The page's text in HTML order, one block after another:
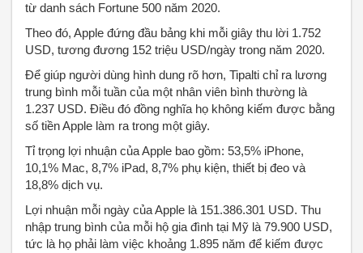
từ danh sách Fortune 500 năm 2020.
Theo đó, Apple đứng đầu bảng khi mỗi giây thu lời 1.752
USD, tương đương 152 triệu USD/ngày trong năm 2020.
Để giúp người dùng hình dung rõ hơn, Tipalti chỉ ra lương
trung bình mỗi tuần của một nhân viên bình thường là
1.237 USD. Điều đó đồng nghĩa họ không kiếm được bằng
số tiền Apple làm ra trong một giây.
Tỉ trọng lợi nhuận của Apple bao gồm: 53,5% iPhone,
10,1% Mac, 8,7% iPad, 8,7% phụ kiện, thiết bị đeo và
18,8% dịch vụ.
Lợi nhuận mỗi ngày của Apple là 151.386.301 USD. Thu
nhập trung bình của mỗi hộ gia đình tại Mỹ là 79.900 USD,
tức là họ phải làm việc khoảng 1.895 năm để kiếm được